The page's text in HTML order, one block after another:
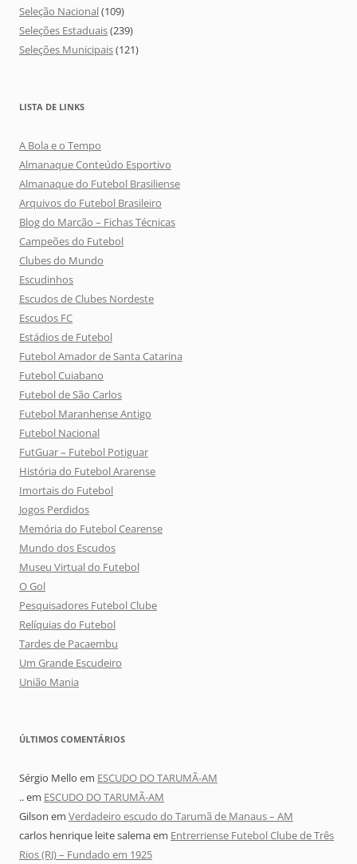
Seleção Nacional(109)
Seleções Estaduais(239)
Seleções Municipais(121)
LISTA DE LINKS
A Bola e o Tempo
Almanaque Conteúdo Esportivo
Almanaque do Futebol Brasiliense
Arquivos do Futebol Brasileiro
Blog do Marcão – Fichas Técnicas
Campeões do Futebol
Clubes do Mundo
Escudinhos
Escudos de Clubes Nordeste
Escudos FC
Estádios de Futebol
Futebol Amador de Santa Catarina
Futebol Cuiabano
Futebol de São Carlos
Futebol Maranhense Antigo
Futebol Nacional
FutGuar – Futebol Potiguar
História do Futebol Ararense
Imortais do Futebol
Jogos Perdidos
Memória do Futebol Cearense
Mundo dos Escudos
Museu Virtual do Futebol
O Gol
Pesquisadores Futebol Clube
Relíquias do Futebol
Tardes de Pacaembu
Um Grande Escudeiro
União Mania
ÚLTIMOS COMENTÁRIOS
Sérgio Mello em ESCUDO DO TARUMÃ-AM
..em ESCUDO DO TARUMÃ-AM
Gilson em Verdadeiro escudo do Tarumã de Manaus – AM
carlos henrique leite salemaem Entrerriense Futebol Clube de Três
Rios (RJ) – Fundado em 1925